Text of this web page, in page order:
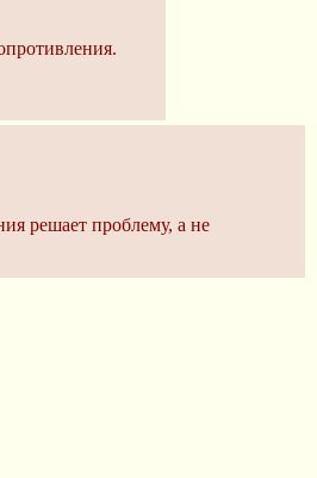
решает проблему, а не